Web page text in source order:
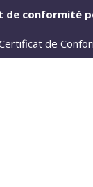
de conformité
de